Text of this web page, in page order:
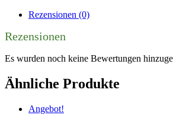
Rezensionen (0)
Rezensionen
Es wurden noch keine Bewertungen
Ähnliche Produkte
Angebot!